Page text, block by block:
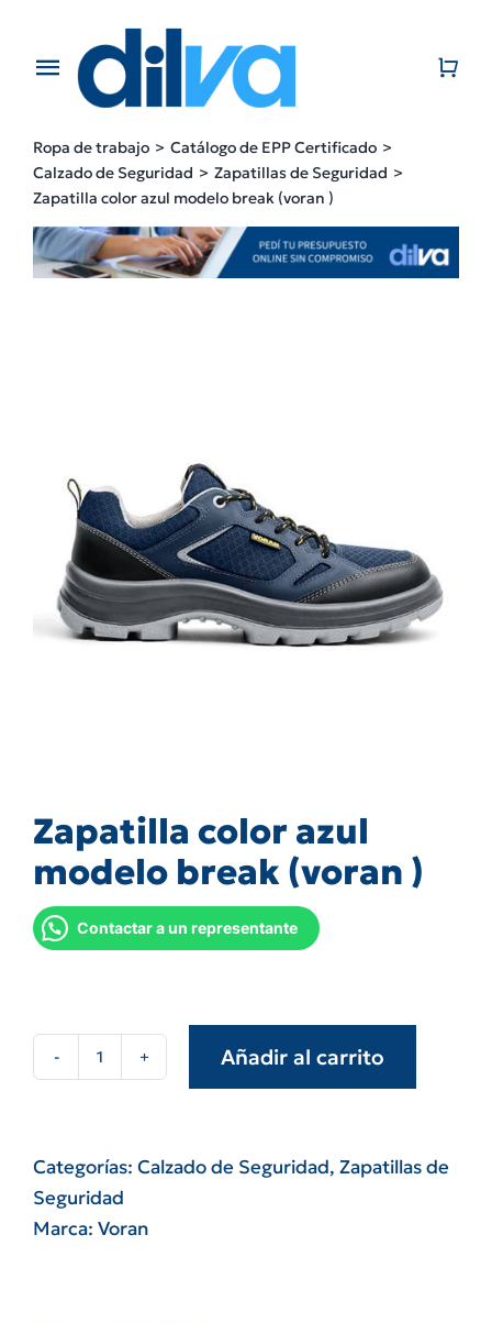
contentToggle
EMPRESA
PRODUCTOS
Ropa de trabajo
Catálogo de EPP Certificado
Calzado de Seguridad
Zapatillas de Seguridad
Zapatilla color azul modelo break (voran )
Zapatilla color azul
modelo break (voran )
Contactar a un representante
Zapatilla
modelo
break
(voran
Añadir al carrito
Categorías: Calzado de Seguridad, Zapatillas de
Seguridad
Marca: Voran